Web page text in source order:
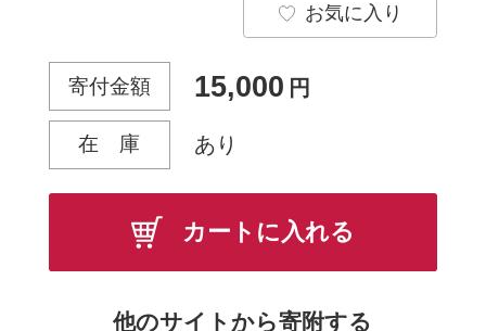
お気に入り
寄付金額 15,000 円
在 庫 あり
カートに入れる
他のサイトから寄附する